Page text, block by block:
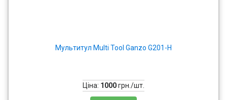
Мультитул Multi Tool Ganzo G201-H
Ціна: 1000грн./шт.